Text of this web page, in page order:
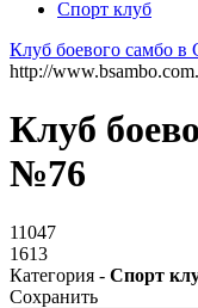
Спорт клуб
Клуб боевого самбо
http://
Клуб
№76
11047
1613
Категория - Спорт
Сохранить